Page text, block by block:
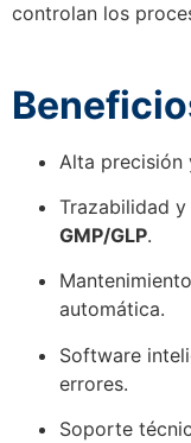
controlan los
Alta precisión
Trazabilidad
GMP/GLP.
automática.
Software
errores.
Soporte